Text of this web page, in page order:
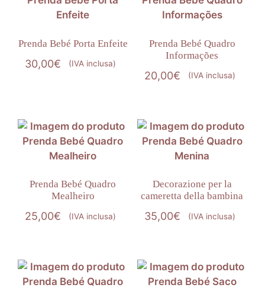
Prenda Bebé Porta Enfeite
30,00€ (IVA inclusa)
Prenda Bebé Quadro
Informações
20,00€ (IVA inclusa)
Prenda Bebé Quadro
Mealheiro
25,00€ (IVA inclusa)
Decorazione per la
cameretta della bambina
35,00€ (IVA inclusa)